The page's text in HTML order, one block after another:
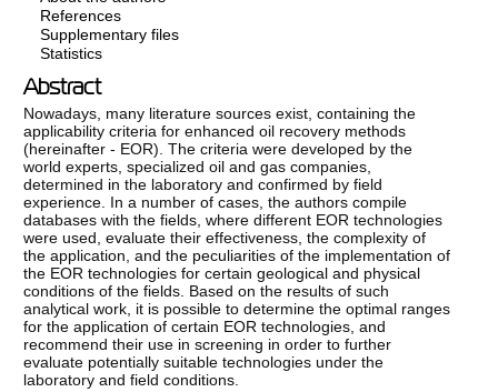
References
Supplementary files
Statistics
Abstract
Nowadays, many literature sources exist, containing the
applicability criteria for enhanced oil recovery methods
(hereinafter - EOR). The criteria were developed by the
world experts, specialized oil and gas companies,
determined in the laboratory and confirmed by field
experience. In a number of cases, the authors compile
databases with the fields, where different EOR technologies
were used, evaluate their effectiveness, the complexity of
the application, and the peculiarities of the implementation of
the EOR technologies for certain geological and physical
conditions of the fields. Based on the results of such
analytical work, it is possible to determine the optimal ranges
for the application of certain EOR technologies, and
recommend their use in screening in order to further
evaluate potentially suitable technologies under the
laboratory and field conditions.